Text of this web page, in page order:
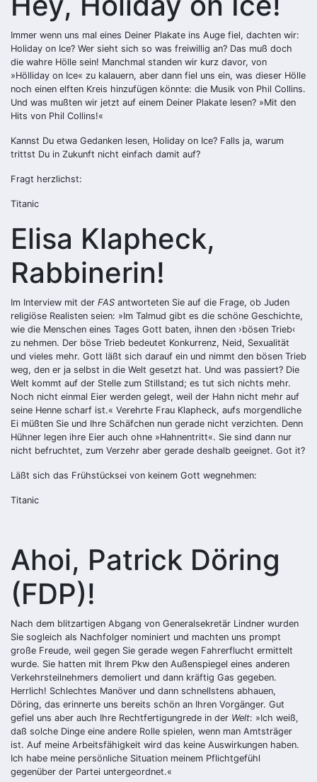
Immer wenn uns mal eines Deiner Plakate ins Auge fiel, dachten wir:
Holiday on Ice? Wer sieht sich so was freiwillig an? Das muß doch
die wahre Hölle sein! Manchmal standen wir kurz davor, von
»Hölliday on Ice« zu kalauern, aber dann fiel uns ein, was dieser Hölle
noch einen elften Kreis hinzufügen könnte: die Musik von Phil Collins.
Und was mußten wir jetzt auf einem Deiner Plakate lesen? »Mit den
Hits von Phil Collins!«
Kannst Du etwa Gedanken lesen, Holiday on Ice? Falls ja, warum
trittst Du in Zukunft nicht einfach damit auf?
Fragt herzlichst:
Titanic
Elisa Klapheck,
Rabbinerin!
Im Interview mit der FAS antworteten Sie auf die Frage, ob Juden
religiöse Realisten seien: »Im Talmud gibt es die schöne Geschichte,
wie die Menschen eines Tages Gott baten, ihnen den ›bösen Trieb‹
zu nehmen. Der böse Trieb bedeutet Konkurrenz, Neid, Sexualität
und vieles mehr. Gott läßt sich darauf ein und nimmt den bösen Trieb
weg, den er ja selbst in die Welt gesetzt hat. Und was passiert? Die
Welt kommt auf der Stelle zum Stillstand; es tut sich nichts mehr.
Noch nicht einmal Eier werden gelegt, weil der Hahn nicht mehr auf
seine Henne scharf ist.« Verehrte Frau Klapheck, aufs morgendliche
Ei müßten Sie und Ihre Schäfchen nun gerade nicht verzichten. Denn
Hühner legen ihre Eier auch ohne »Hahnentritt«. Sie sind dann nur
nicht befruchtet, zum Verzehr aber gerade deshalb geeignet. Got it?
Läßt sich das Frühstücksei von keinem Gott wegnehmen:
Titanic
Ahoi, Patrick Döring
(FDP)!
Nach dem blitzartigen Abgang von Generalsekretär Lindner wurden
Sie sogleich als Nachfolger nominiert und machten uns prompt
große Freude, weil gegen Sie gerade wegen Fahrerflucht ermittelt
wurde. Sie hatten mit Ihrem Pkw den Außenspiegel eines anderen
Verkehrsteilnehmers demoliert und dann kräftig Gas gegeben.
Herrlich! Schlechtes Manöver und dann schnellstens abhauen,
Döring, das erinnerte uns bereits schön an Ihren Vorgänger. Gut
gefiel uns aber auch Ihre Rechtfertigungrede in der Welt: »Ich weiß,
daß solche Dinge eine andere Rolle spielen, wenn man Amtsträger
ist. Auf meine Arbeitsfähigkeit wird das keine Auswirkungen haben.
Ich habe meine persönliche Situation meinem Pflichtgefühl
gegenüber der Partei untergeordnet.«